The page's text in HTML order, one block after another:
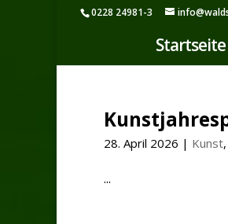
0228 24981-3
Startseite
28. April 2026 | Kunst,
...